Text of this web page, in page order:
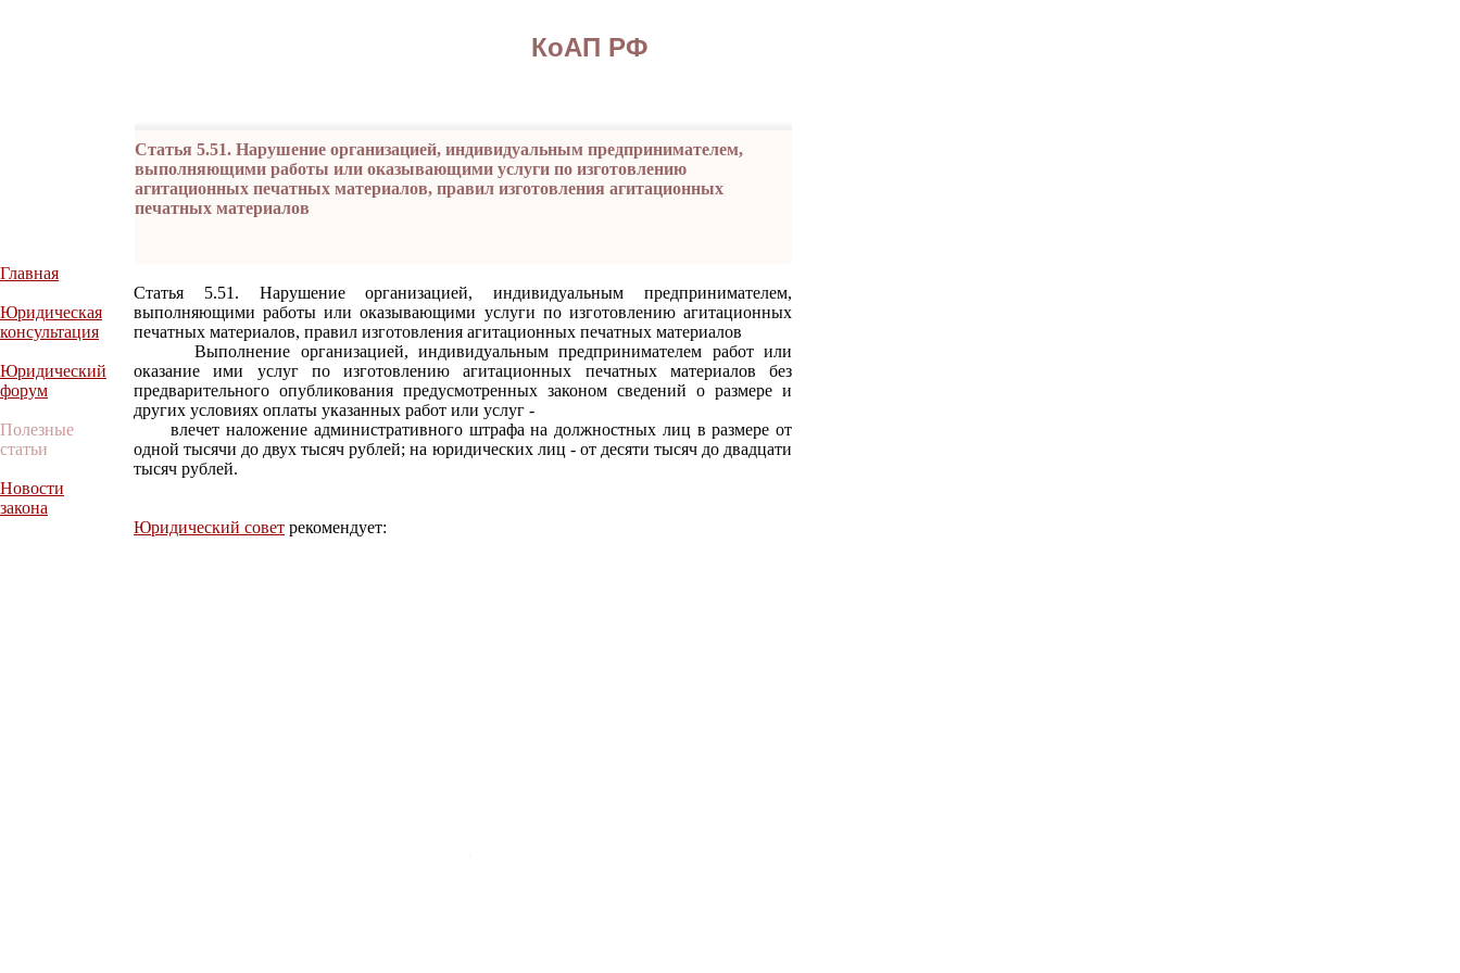
КоАП РФ
Статья 5.51. Нарушение организацией, индивидуальным предпринимателем,
выполняющими работы или оказывающими услуги по изготовлению
агитационных печатных материалов, правил изготовления агитационных
печатных материалов
Главная
Юридическая
консультация
Юридический
форум
Полезные
статьи
Новости
закона
Статья 5.51. Нарушение организацией, индивидуальным предпринимателем,
выполняющими работы или оказывающими услуги по изготовлению агитационных
печатных материалов, правил изготовления агитационных печатных материалов
Выполнение организацией, индивидуальным предпринимателем работ или
оказание ими услуг по изготовлению агитационных печатных материалов без
предварительного опубликования предусмотренных законом сведений о размере и
других условиях оплаты указанных работ или услуг -
влечет наложение административного штрафа на должностных лиц в размере от
одной тысячи до двух тысяч рублей; на юридических лиц - от десяти тысяч до двадцати
тысяч рублей.
Юридический совет рекомендует: